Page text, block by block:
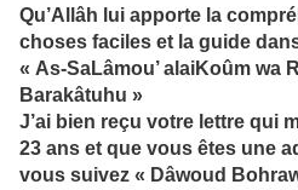
Qu’Allâh lui apporte la
choses faciles et la guide
« As-SaLâmou’ alaiKoûm wa
Barakâtuhu »
J’ai bien reçu votre lettre qui
23 ans et que vous êtes une
vous suivez « Dâwoud